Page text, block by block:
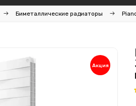
Биметаллические радиаторы
Акция